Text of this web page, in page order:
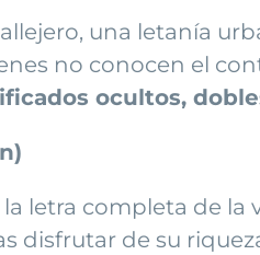
una letanía
no conocen el
ocultos,
letra completa de
disfrutar de su